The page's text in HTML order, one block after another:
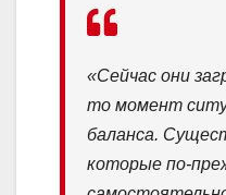
«Сейчас они
то момент
баланса.
которые по-